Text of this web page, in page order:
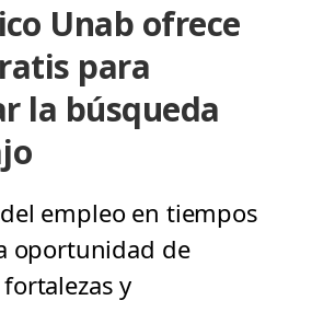
Unab ofrece
para
la búsqueda
empleo en tiempos
oportunidad de
y